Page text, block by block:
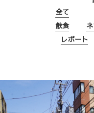
全て
飲食
レポート